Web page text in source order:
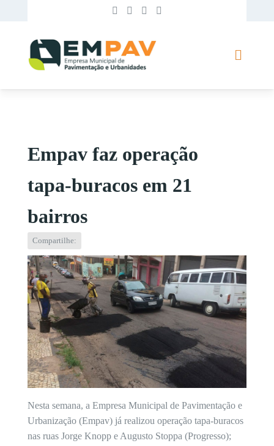
Empav faz operação
tapa-buracos em 21
bairros
Compartilhe:
Nesta semana, a Empresa Municipal de Pavimentação e
Urbanização (Empav) já realizou operação tapa-buracos
nas ruas Jorge Knopp e Augusto Stoppa (Progresso);